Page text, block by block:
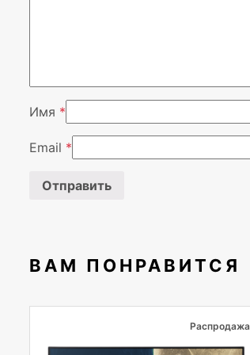
Имя *
Email *
ВАМ ПОНРАВИТСЯ
Распродажа